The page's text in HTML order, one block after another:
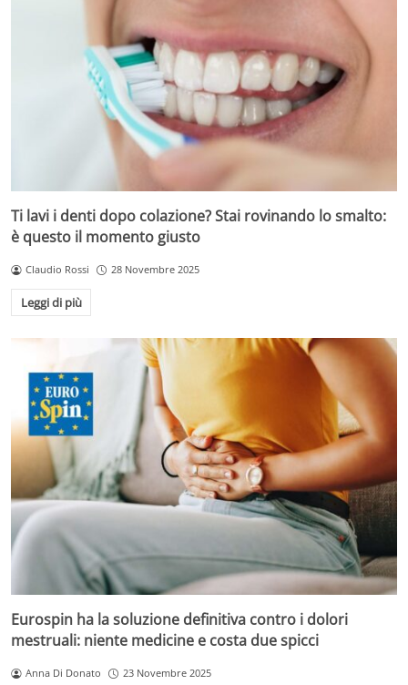
Ti lavi i denti dopo colazione? Stai rovinando lo smalto:
è questo il momento giusto
Claudio Rossi 28 Novembre 2025
Leggi di più
Eurospin ha la soluzione definitiva contro i dolori
mestruali: niente medicine e costa due spicci
Anna Di Donato 23 Novembre 2025